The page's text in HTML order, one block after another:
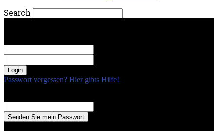
Search
Passwort vergessen? Hier gibts Hilfe!